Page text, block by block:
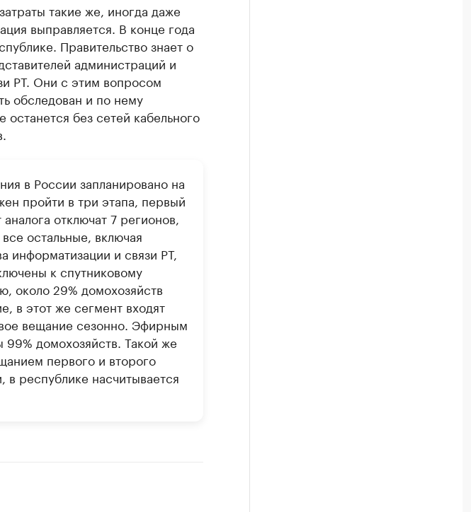
такие же, иногда даже
выправляется. В конце года
Правительство знает о
администраций и
РТ. Они с этим вопросом
обследован и по нему
без сетей кабельного
в России запланировано на
пройти в три этапа, первый
отключат 7 регионов,
остальные, включая
информатизации и связи РТ,
к спутниковому
около 29% домохозяйств
в этот же сегмент входят
вещание сезонно. Эфирным
домохозяйств. Такой же
первого и второго
республике насчитывается